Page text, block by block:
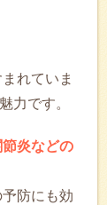
れていま
力です。
炎などの
防にも効